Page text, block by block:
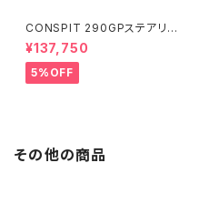
CONSPIT 290GPステアリン
グ
¥137,750
5%OFF
その他の商品